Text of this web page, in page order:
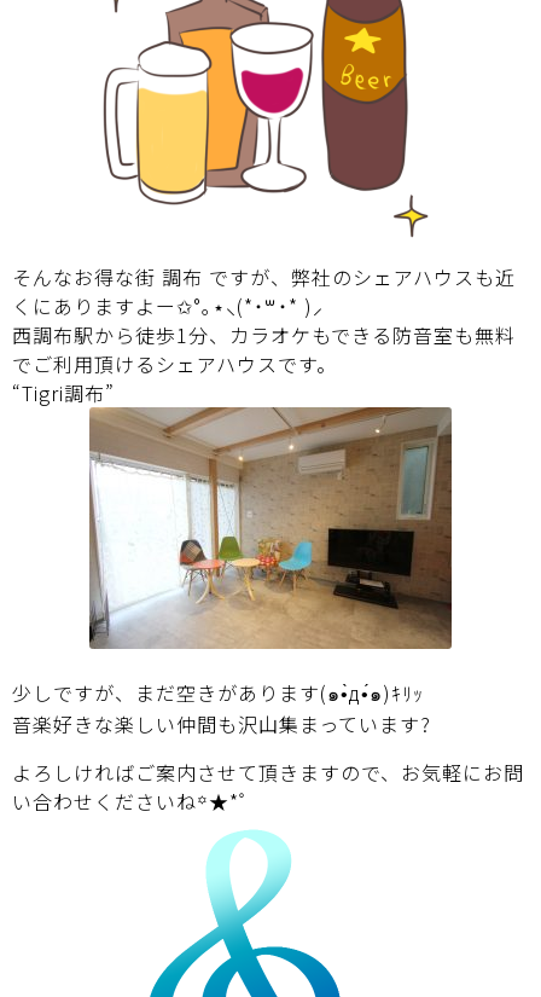
そんなお得な街 調布 ですが、弊社のシェアハウスも近
くにありますよー✩°｡⋆⸜(*˙꒳˙* )⸝
西調布駅から徒歩1分、カラオケもできる防音室も無料
でご利用頂けるシェアハウスです。
“Tigri調布”
少しですが、まだ空きがあります(๑•̀д•́๑)ｷﾘｯ
音楽好きな楽しい仲間も沢山集まっています?
よろしければご案内させて頂きますので、 お気軽にお問
い合わせ くださいね꙳★*ﾟ